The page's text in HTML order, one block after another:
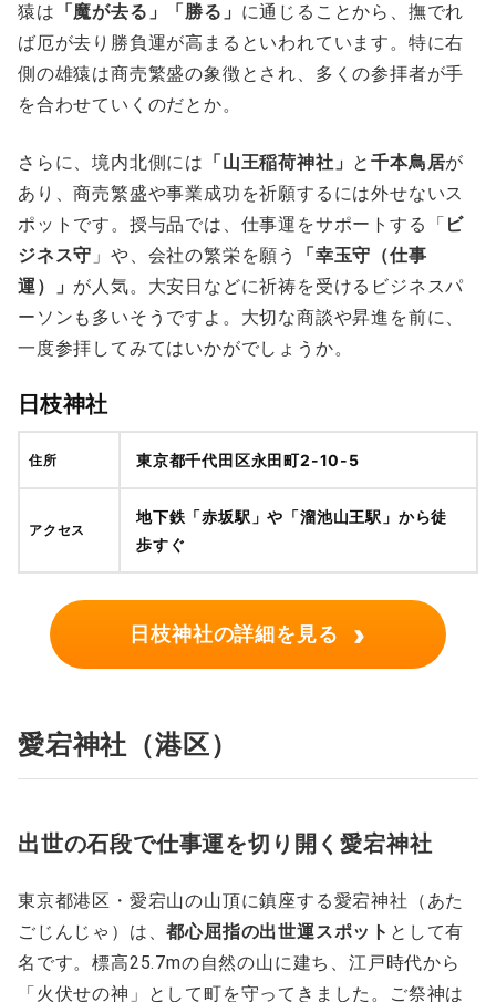
猿は 「魔が去る」「勝る」 に通じることから、撫でれ
ば厄が去り勝負運が高まるといわれています。特に右
側の雄猿は商売繁盛の象徴とされ、多くの参拝者が手
を合わせていくのだとか。
さらに、境内北側には 「山王稲荷神社」 と千本鳥居が
あり、商売繁盛や事業成功を祈願するには外せないス
ポットです。授与品では、仕事運をサポートする「 ビ
ジネス守 」や、会社の繁栄を願う
「幸玉守（仕事
運）」 が人気。大安日などに祈祷を受けるビジネスパ
ーソンも多いそうですよ。大切な商談や昇進を前に、
一度参拝してみてはいかがでしょうか。
日枝神社
住所 東京都千代田区永田町2-10-5
アクセス
地下鉄「赤坂駅」や「溜池山王駅」から徒
歩すぐ
日枝神社の詳細を見る ›
愛宕神社（港区）
出世の石段で仕事運を切り開く愛宕神社
東京都港区・愛宕山の山頂に鎮座する愛宕神社（あた
ごじんじゃ）は、都心屈指の出世運スポット として有
名です。標高25.7mの自然の山に建ち、江戸時代から
「火伏せの神」として町を守ってきました。ご祭神は